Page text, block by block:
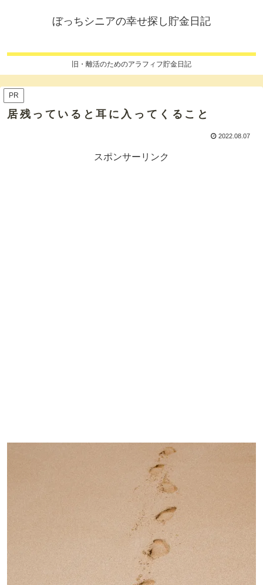
ぼっちシニアの幸せ探し貯金日記
旧・離活のためのアラフィフ貯金日記
PR
居残っていると耳に入ってくること
2022.08.07
スポンサーリンク